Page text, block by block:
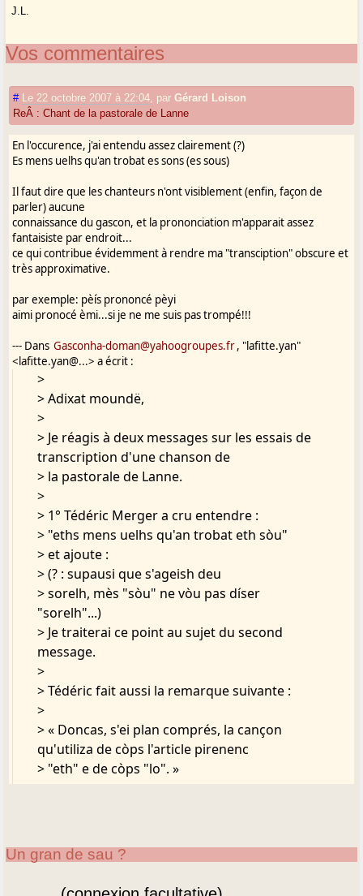
J.L.
Vos commentaires
# Le 22 octobre 2007 à 22:04 parGérard Loison
ReÂ : Chant de la pastorale de Lanne
En l'occurence, j'ai entendu assez clairement (?)
Es mens uelhs qu'an trobat es sons (es sous)
Il faut dire que les chanteurs n'ont visiblement (enfin, façon de
parler) aucune
connaissance du gascon, et la prononciation m'apparait assez
fantaisiste par endroit...
ce qui contribue évidemment à rendre ma "transciption" obscure et
très approximative.
par exemple: pèís prononcé pèyi
aimi pronocé èmi...si je ne me suis pas trompé!!!
--- Dans Gasconha-doman@yahoogroupes.fr, "lafitte.yan"
<lafitte.yan@...> a écrit :
>
> Adixat moundë,
>
> Je réagis à deux messages sur les essais de
transcription d'une chanson de
> la pastorale de Lanne.
>
> 1° Tédéric Merger a cru entendre :
> "eths mens uelhs qu'an trobat eth sòu"
> et ajoute :
> (? : supausi que s'ageish deu
> sorelh, mès "sòu" ne vòu pas díser
"sorelh"...)
> Je traiterai ce point au sujet du second
message.
>
> Tédéric fait aussi la remarque suivante :
>
> « Doncas, s'ei plan comprés, la cançon
qu'utiliza de còps l'article pirenenc
> "eth" e de còps "lo". »
> surtout de "lou, la"; ainsi "Be y a loungtems
yoenesse" attribuée à Yan de
> Priat et chantée par Jacques Lacoste (Siros,
Un gran de sau ?